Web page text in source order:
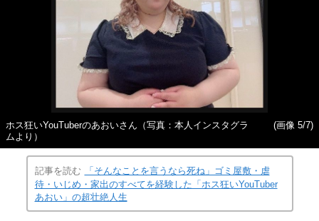
ホス狂いYouTuberのあおいさん（写真：本人インスタグラ
ムより）
(画像 5/7)
記事を読む
「そんなことを言うなら死ね」ゴミ屋敷・虐
待・いじめ・家出のすべてを経験した「ホス狂いYouTuber
あおい」の超壮絶人生